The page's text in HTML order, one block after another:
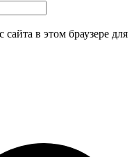
в этом браузере для